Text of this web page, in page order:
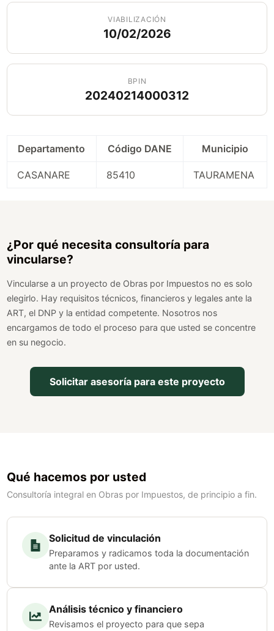
VIABILIZACIÓN
10/02/2026
BPIN
20240214000312
Departamento Código DANE Municipio
CASANARE 85410 TAURAMENA
¿Por qué necesita consultoría para
vincularse?
Vincularse a un proyecto de Obras por Impuestos no es solo
elegirlo. Hay requisitos técnicos, financieros y legales ante la
ART, el DNP y la entidad competente. Nosotros nos
encargamos de todo el proceso para que usted se concentre
en su negocio.
Solicitar asesoría para este proyecto
Qué hacemos por usted
Consultoría integral en Obras por Impuestos, de principio a fin.
Solicitud de vinculación
Preparamos y radicamos toda la documentación
ante la ART por usted.
Análisis técnico y financiero
Revisamos el proyecto para que sepa